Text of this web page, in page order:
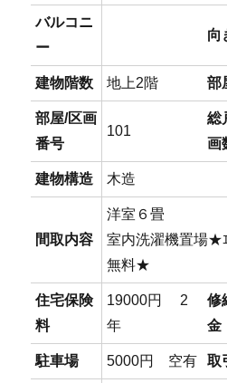
バルコニ
ー
向
建物階数 地上2階 部
部屋/区画
番号
101
総
画
建物構造 木造
間取内容
洋室６畳
室内洗濯機置場★
無料★
住宅保険
料
19000円 2
年
修
金
駐車場 5000円 空有 取